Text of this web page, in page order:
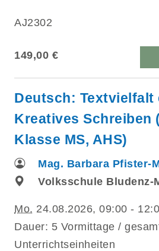
AJ2302
149,00 €
Deutsch: Textvielfalt
Kreatives Schreiben
Klasse MS, AHS)
Mag. Barbara Pfister-
Volksschule Bludenz-
Mo. 24.08.2026, 09:00 -
Dauer: 5 Vormittage /
Unterrichtseinheiten